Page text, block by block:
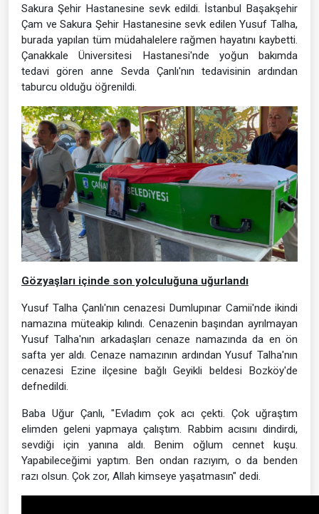
Sakura Şehir Hastanesine sevk edildi. İstanbul Başakşehir
Çam ve Sakura Şehir Hastanesine sevk edilen Yusuf Talha,
burada yapılan tüm müdahalelere rağmen hayatını kaybetti.
Çanakkale Üniversitesi Hastanesi'nde yoğun bakımda
tedavi gören anne Sevda Çanlı'nın tedavisinin ardından
taburcu olduğu öğrenildi.
Gözyaşları içinde son yolculuğuna uğurlandı
Yusuf Talha Çanlı'nın cenazesi Dumlupınar Camii'nde ikindi
namazına müteakip kılındı. Cenazenin başından ayrılmayan
Yusuf Talha'nın arkadaşları cenaze namazında da en ön
safta yer aldı. Cenaze namazının ardından Yusuf Talha'nın
cenazesi Ezine ilçesine bağlı Geyikli beldesi Bozköy'de
defnedildi.
Baba Uğur Çanlı, "Evladım çok acı çekti. Çok uğraştım
elimden geleni yapmaya çalıştım. Rabbim acısını dindirdi,
sevdiği için yanına aldı. Benim oğlum cennet kuşu.
Yapabileceğimi yaptım. Ben ondan razıyım, o da benden
razı olsun. Çok zor, Allah kimseye yaşatmasın" dedi.